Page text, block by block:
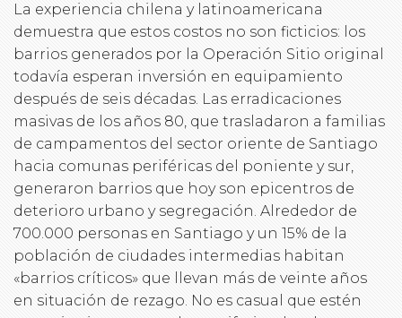
La experiencia chilena y latinoamericana
demuestra que estos costos no son ficticios: los
barrios generados por la Operación Sitio original
todavía esperan inversión en equipamiento
después de seis décadas. Las erradicaciones
masivas de los años 80, que trasladaron a familias
de campamentos del sector oriente de Santiago
hacia comunas periféricas del poniente y sur,
generaron barrios que hoy son epicentros de
deterioro urbano y segregación. Alrededor de
700.000 personas en Santiago y un 15% de la
población de ciudades intermedias habitan
«barrios críticos» que llevan más de veinte años
en situación de rezago. No es casual que estén